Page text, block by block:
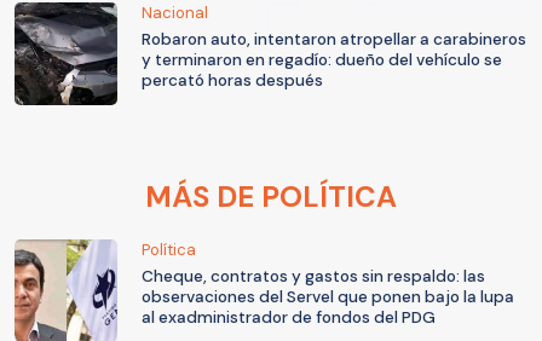
Nacional
Robaron auto, intentaron atropellar a carabineros
y terminaron en regadío: dueño del vehículo se
percató horas después
MÁS DE POLÍTICA
Política
Cheque, contratos y gastos sin respaldo: las
observaciones del Servel que ponen bajo la lupa
al exadministrador de fondos del PDG